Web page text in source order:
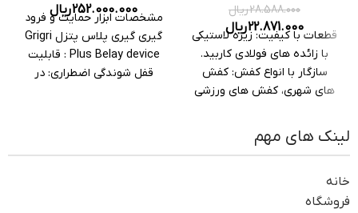
28.588.000ریال
22.871.000ریال
قطعات با کیفیت: زیره لاستیکی
با زائده های فولادی کاربید.
سازگار با انواع کفش: کفش
های شهری، کفش های ورزشی
252.000.000ریال
مشخصات ابزار حمایت و فرود
گیری گیری پلاس پتزل Grigri
Plus Belay device : قابلیت
قفل شوندگی اضطراری: در
لینک های مهم
خانه
فروشگاه